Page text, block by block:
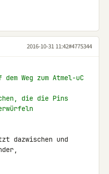
2016-10-31 11:42#4775344
Weg zum Atmel-uC
die die Pins
dazwischen und